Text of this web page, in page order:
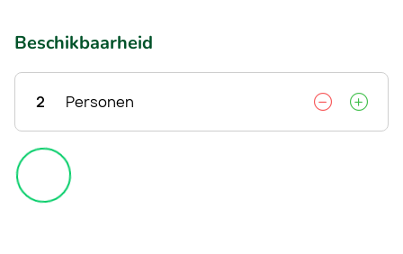
Beschikbaarheid
2 Personen